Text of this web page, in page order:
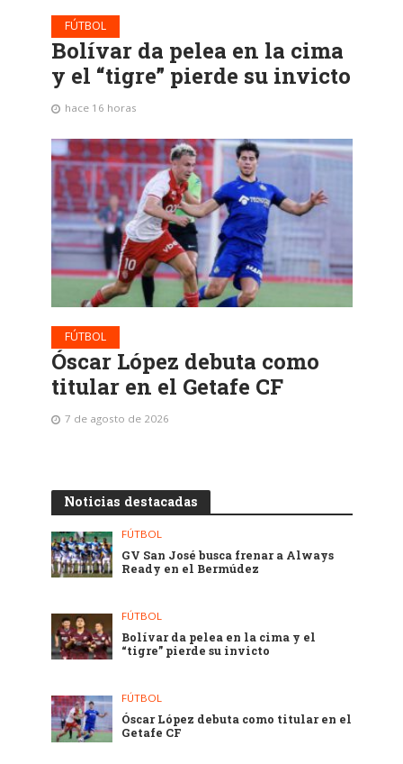
FÚTBOL
Bolívar da pelea en la cima
y el “tigre” pierde su invicto
hace 16 horas
FÚTBOL
Óscar López debuta como
titular en el Getafe CF
7 de agosto de 2026
Noticias destacadas
FÚTBOL
GV San José busca frenar a Always
Ready en el Bermúdez
FÚTBOL
Bolívar da pelea en la cima y el
“tigre” pierde su invicto
FÚTBOL
Óscar López debuta como titular en el
Getafe CF